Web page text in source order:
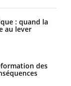
: quand la
au lever
des